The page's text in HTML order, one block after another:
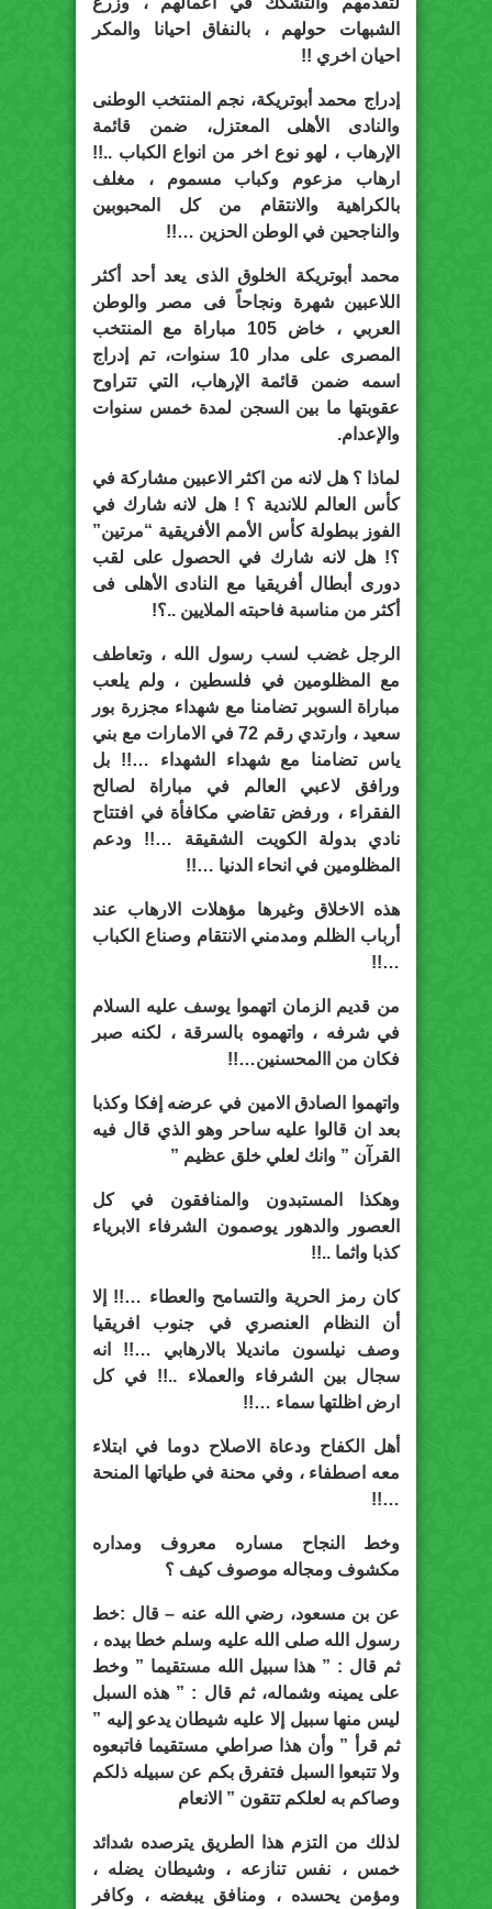
الشبهات حولهم ، بالنفاق احيانا والمكر
احيان اخري !!
إدراج محمد أبوتريكة، نجم المنتخب الوطنى
والنادى الأهلى المعتزل، ضمن قائمة
الإرهاب ، لهو نوع اخر من انواع الكباب ..!!
ارهاب مزعوم وكباب مسموم ، مغلف
بالكراهية والانتقام من كل المحبوبين
والناجحين في الوطن الحزين …!!
محمد أبوتريكة الخلوق الذى يعد أحد أكثر
اللاعبين شهرة ونجاحاً فى مصر والوطن
العربي ، خاض 105 مباراة مع المنتخب
المصرى على مدار 10 سنوات، تم إدراج
اسمه ضمن قائمة الإرهاب، التي تتراوح
عقوبتها ما بين السجن لمدة خمس سنوات
والإعدام.
لماذا ؟ هل لانه من اكثر الاعبين مشاركة في
كأس العالم للاندية ؟ ! هل لانه شارك في
الفوز ببطولة كأس الأمم الأفريقية “مرتين”
؟! هل لانه شارك في الحصول على لقب
دورى أبطال أفريقيا مع النادى الأهلى فى
أكثر من مناسبة فاحبته الملايين ..؟!
الرجل غضب لسب رسول الله ، وتعاطف
مع المظلومين في فلسطين ، ولم يلعب
مباراة السوبر تضامنا مع شهداء مجزرة بور
سعيد ، وارتدي رقم 72 في الامارات مع بني
ياس تضامنا مع شهداء الشهداء …!! بل
ورافق لاعبي العالم في مباراة لصالح
الفقراء ، ورفض تقاضي مكافأة في افتتاح
نادي بدولة الكويت الشقيقة …!! ودعم
المظلومين في انحاء الدنيا …!!
هذه الاخلاق وغيرها مؤهلات الارهاب عند
أرباب الظلم ومدمني الانتقام وصناع الكباب
…!!
من قديم الزمان اتهموا يوسف عليه السلام
في شرفه ، واتهموه بالسرقة ، لكنه صبر
فكان من االمحسنين…!!
واتهموا الصادق الامين في عرضه إفكا وكذبا
بعد ان قالوا عليه ساحر وهو الذي قال فيه
القرآن ” وانك لعلي خلق عظيم ”
وهكذا المستبدون والمنافقون في كل
العصور والدهور يوصمون الشرفاء الابرياء
كذبا واثما ..!!
كان رمز الحرية والتسامح والعطاء …!! إلا
أن النظام العنصري في جنوب افريقيا
وصف نيلسون مانديلا بالارهابي …!! انه
سجال بين الشرفاء والعملاء ..!! في كل
ارض اظلتها سماء …!!
أهل الكفاح ودعاة الاصلاح دوما في ابتلاء
معه اصطفاء ، وفي محنة في طياتها المنحة
…!!
وخط النجاح مساره معروف ومداره
مكشوف ومجاله موصوف كيف ؟
عن بن مسعود، رضي الله عنه – قال :خط
رسول الله صلى الله عليه وسلم خطا بيده ،
ثم قال : ” هذا سبيل الله مستقيما ” وخط
على يمينه وشماله، ثم قال : ” هذه السبل
ليس منها سبيل إلا عليه شيطان يدعو إليه ”
ثم قرأ ” وأن هذا صراطي مستقيما فاتبعوه
ولا تتبعوا السبل فتفرق بكم عن سبيله ذلكم
وصاكم به لعلكم تتقون ” الانعام
لذلك من التزم هذا الطريق يترصده شدائد
خمس ، نفس تنازعه ، وشيطان يضله ،
ومؤمن يحسده ، ومنافق يبغضه ، وكافر